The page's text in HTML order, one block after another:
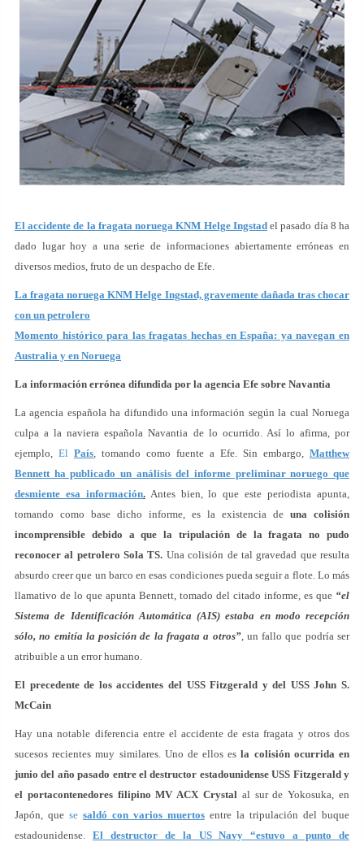
El accidente de la fragata noruega KNM Helge Ingstadel pasado día 8 ha
dado lugar hoy a una serie de informaciones abiertamente erróneas en
diversos medios, fruto de un despacho de Efe.
La fragata noruega KNM Helge Ingstad, gravemente dañada tras chocar
con un petrolero
Momento histórico para las fragatas hechas en España: ya navegan en
Australia y en Noruega
La información errónea difundida por la agencia Efe sobre Navantia
La agencia española ha difundido una información según la cual Noruega
culpa a la naviera española Navantia de lo ocurrido. Así lo afirma, por
ejemplo, El País, tomando como fuente a Efe. Sin embargo, Matthew
Bennett ha publicado un análisis del informe preliminar noruego que
desmiente esa información.Antes bien, lo que este periodista apunta,
tomando como base dicho informe, es la existencia de una colisión
incomprensible debido a que la tripulación de la fragata no pudo
reconocer al petrolero Sola TS. Una colisión de tal gravedad que resulta
absurdo creer que un barco en esas condiciones pueda seguir a flote. Lo más
llamativo de lo que apunta Bennett, tomado del citado informe, es que “el
Sistema de Identificación Automática (AIS) estaba en modo recepción
sólo, no emitía la posición de la fragata a otros”, un fallo que podría ser
atribuible a un error humano.
El precedente de los accidentes del USS Fitzgerald y del USS John S.
McCain
Hay una notable diferencia entre el accidente de esta fragata y otros dos
sucesos recientes muy similares. Uno de ellos es la colisión ocurrida en
junio del año pasado entre el destructor estadounidense USS Fitzgerald y
el portacontenedores filipino MV ACX Crystal al sur de Yokosuka, en
Japón, que se saldó con varios muertos entre la tripulación del buque
estadounidense. El destructor de la US Navy “estuvo a punto de